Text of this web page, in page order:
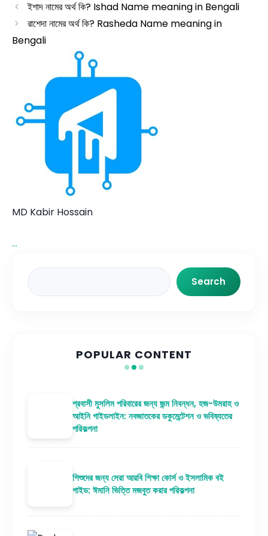
ইশাদ নামের অর্থ কি? Ishad Name meaning in Bengali
রাশেদা নামের অর্থ কি? Rasheda Name meaning in
Bengali
MD Kabir Hossain
...
Search
Search
POPULAR CONTENT
প্রবাসী মুসলিম পরিবারের জন্য জন্ম নিবন্ধন, হজ-উমরাহ ও
আইনি গাইডলাইন: নবজাতকের ডকুমেন্টেশন ও ভবিষ্যতের
পরিকল্পনা
শিশুদের জন্য সেরা আরবি শিক্ষা কোর্স ও ইসলামিক বই
গাইড: ঈমানি ভিত্তি মজবুত করার পরিকল্পনা